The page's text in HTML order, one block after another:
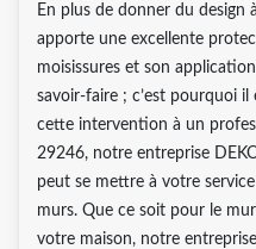
En plus de donner du design
apporte une excellente
moisissures et son
savoir-faire ; c’est pourquoi
cette intervention à un
29246, notre entreprise
peut se mettre à votre
murs. Que ce soit pour le
votre maison, notre